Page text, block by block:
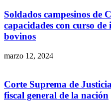
Soldados campesinos de
capacidades con curso
bovinos
marzo 12, 2024
Corte Suprema de
fiscal general de la nación